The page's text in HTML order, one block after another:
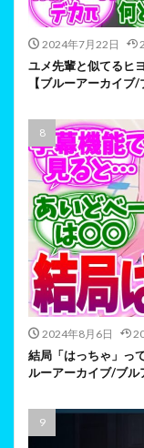
2024年7月22日
ユメ先輩と似てるヒ
【ブルーアーカイブ/
2024年8月6日
結局「はっちゃ」っ
ルーアーカイブ/ブル